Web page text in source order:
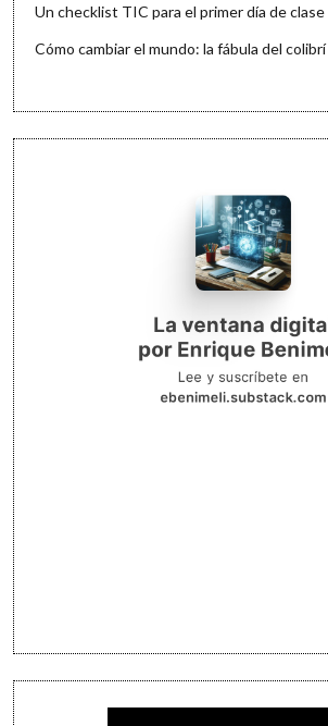
Un checklist TIC para el primer día de clase
Cómo cambiar el mundo: la fábula del colibrí